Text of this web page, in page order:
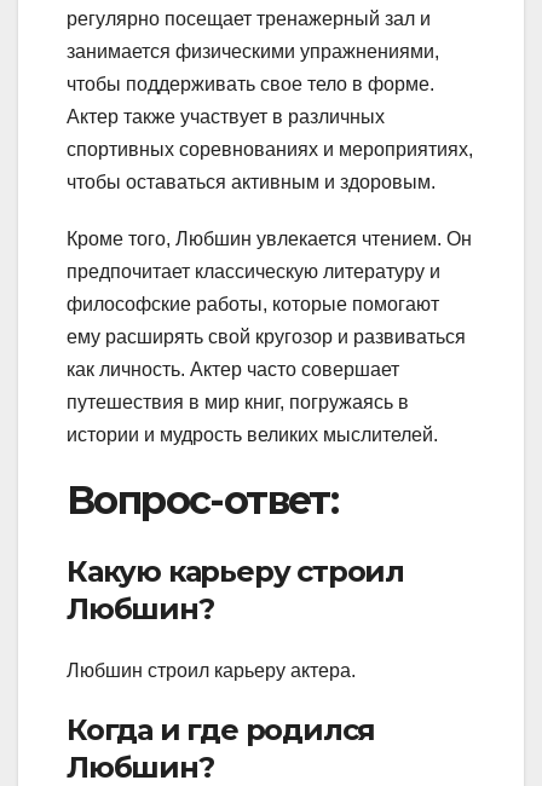
регулярно посещает тренажерный зал и
занимается физическими упражнениями,
чтобы поддерживать свое тело в форме.
Актер также участвует в различных
спортивных соревнованиях и мероприятиях,
чтобы оставаться активным и здоровым.
Кроме того, Любшин увлекается чтением. Он
предпочитает классическую литературу и
философские работы, которые помогают
ему расширять свой кругозор и развиваться
как личность. Актер часто совершает
путешествия в мир книг, погружаясь в
истории и мудрость великих мыслителей.
Вопрос-ответ:
Какую карьеру строил
Любшин?
Любшин строил карьеру актера.
Когда и где родился
Любшин?